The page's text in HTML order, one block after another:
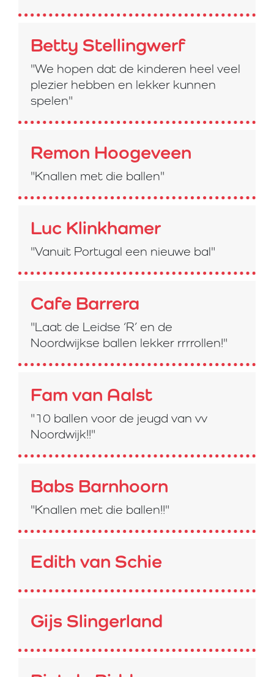
Betty Stellingwerf
"We hopen dat de kinderen heel veel
plezier hebben en lekker kunnen
spelen"
Remon Hoogeveen
"Knallen met die ballen"
Luc Klinkhamer
"Vanuit Portugal een nieuwe bal"
Cafe Barrera
"Laat de Leidse ‘R’ en de
Noordwijkse ballen lekker rrrrollen!"
Fam van Aalst
"10 ballen voor de jeugd van vv
Noordwijk!!"
Babs Barnhoorn
"Knallen met die ballen!!"
Edith van Schie
Gijs Slingerland